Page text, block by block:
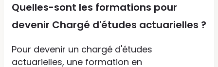
Quelles-sont les formations pour
devenir Chargé d'études actuarielles ?
Pour devenir un chargé d'études
actuarielles, une formation en